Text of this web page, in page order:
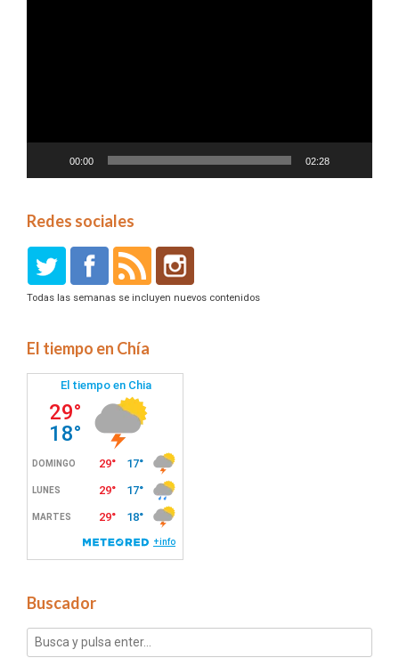
00:00 02:28
Redes sociales
Todas las semanas se incluyen nuevos contenidos
El tiempo en Chía
Buscador